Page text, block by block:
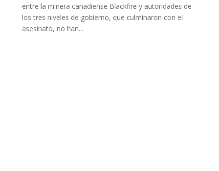
entre la minera canadiense Blackfire y autoridades de
los tres niveles de gobierno, que culminaron con el
asesinato, no han...